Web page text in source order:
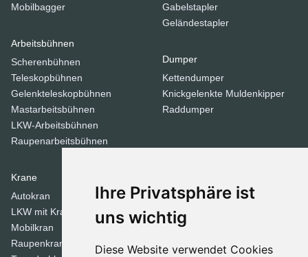
Ihre Privatsphäre ist
uns wichtig
Diese Website verwendet Cookies
Mobilbagger
Arbeitsbühnen
Scherenbühnen
Teleskopbühnen
Gelenkteleskopbühnen
Mastarbeitsbühnen
LKW-Arbeitsbühnen
Raupenarbeitsbühnen
Gabelstapler
Geländestapler
Dumper
Kettendumper
Knickgelenkte Muldenkipper
Raddumper
Krane
Autokran
LKW mit Kran
Mobilkran
Raupenkran
Stampfer
Tandemwalzen
Walzen